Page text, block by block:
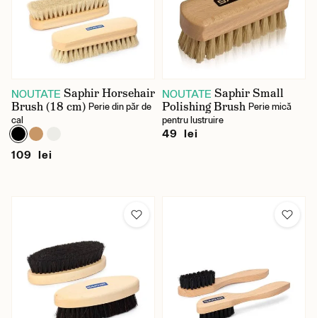
NOUTATE Saphir Horsehair
Brush (18 cm) Perie din păr de
cal
109 lei
NOUTATE Saphir Small
Polishing Brush Perie mică
pentru lustruire
49 lei